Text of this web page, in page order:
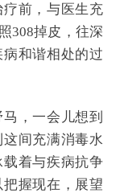
前，与医生充
308掉皮，往深
和谐相处的过
，一会儿想到
间充满消毒水
着与疾病抗争
握现在，展望